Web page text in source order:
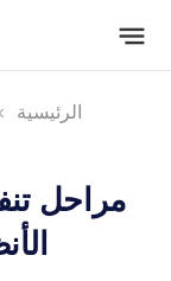
الرئيسية
مراحل